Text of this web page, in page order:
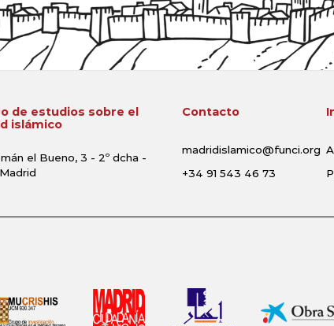
de estudios sobre el
islámico
el Bueno, 3 - 2º dcha -
Contacto
madridislamico@funci.org
+34 91 543 46 73